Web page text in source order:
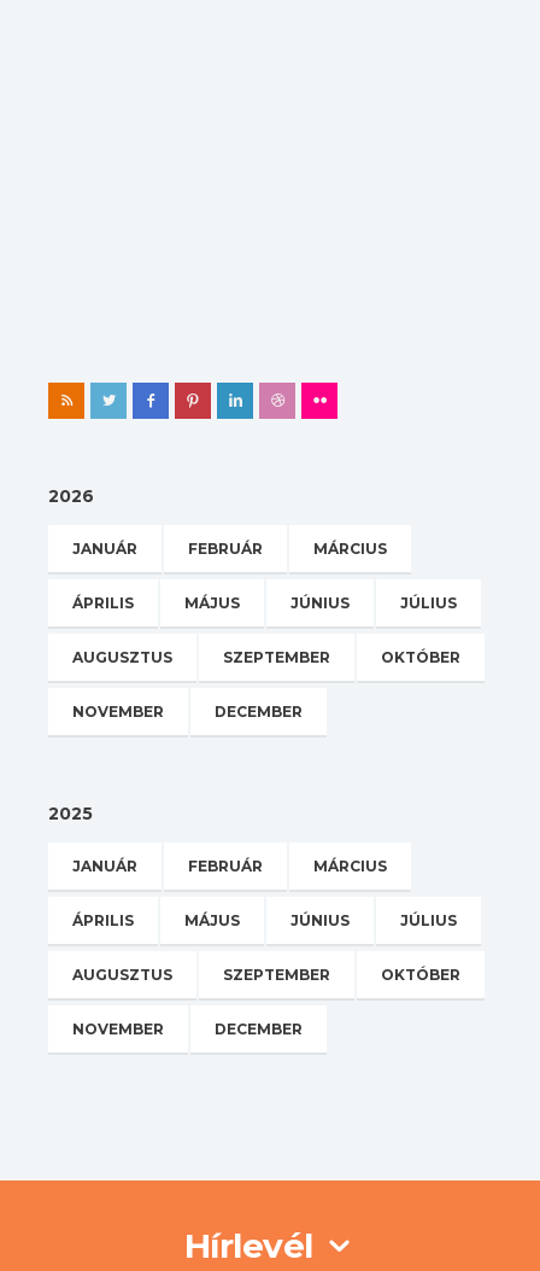
2026
JANUÁR FEBRUÁR MÁRCIUS
ÁPRILIS MÁJUS JÚNIUS JÚLIUS
AUGUSZTUS SZEPTEMBER OKTÓBER
NOVEMBER DECEMBER
2025
JANUÁR FEBRUÁR MÁRCIUS
ÁPRILIS MÁJUS JÚNIUS JÚLIUS
AUGUSZTUS SZEPTEMBER OKTÓBER
NOVEMBER DECEMBER
Hírlevél